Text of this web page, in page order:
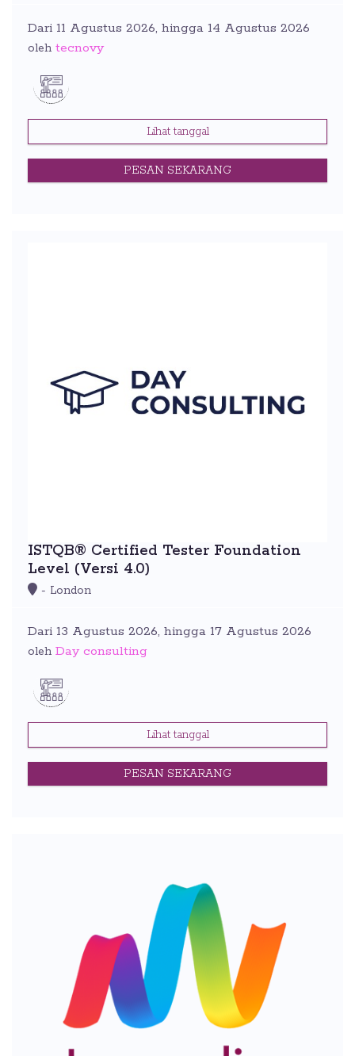
Dari 11 Agustus 2026, hingga 14 Agustus 2026
oleh tecnovy
Lihat tanggal
PESAN SEKARANG
ISTQB® Certified Tester Foundation
Level (Versi 4.0)
- London
Dari 13 Agustus 2026, hingga 17 Agustus 2026
oleh Day consulting
Lihat tanggal
PESAN SEKARANG